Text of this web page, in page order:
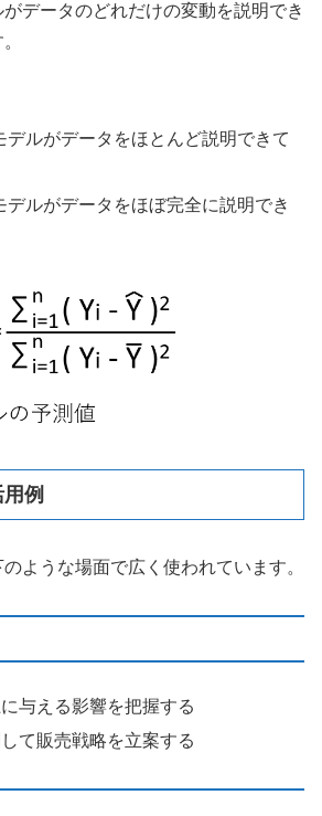
データのどれだけの変動を説明でき
デルがデータをほとんど説明できて
デルがデータをほぼ完全に説明でき
例
ような場面で広く使われています。
与える影響を把握する
て販売戦略を立案する